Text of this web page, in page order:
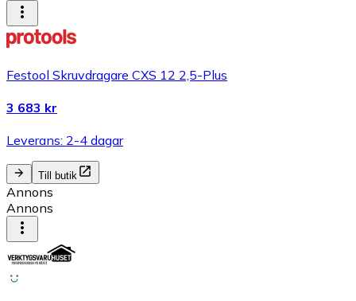
Festool Skruvdragare CXS 12 2,5-Plus
3 683 kr
Leverans: 2-4 dagar
Till butik
Annons
Annons